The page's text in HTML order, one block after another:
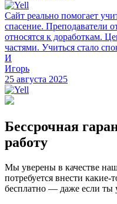
Сайт реально помогает
спасение. Преподаватели
относятся к доработкам.
частями. Учиться стало
И
Игорь
25 августа 2025
Бессрочная
работу
Мы уверены в качестве
потребуется внести
бесплатно — даже если ты